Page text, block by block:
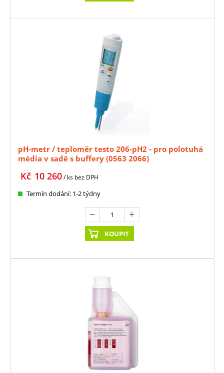
pH-metr / teploměr testo 206-pH2 - pro polotuhá
média v sadě s buffery (0563 2066)
10 260
Kč / ks bez DPH
Termín dodání: 1-2 týdny
KOUPIT